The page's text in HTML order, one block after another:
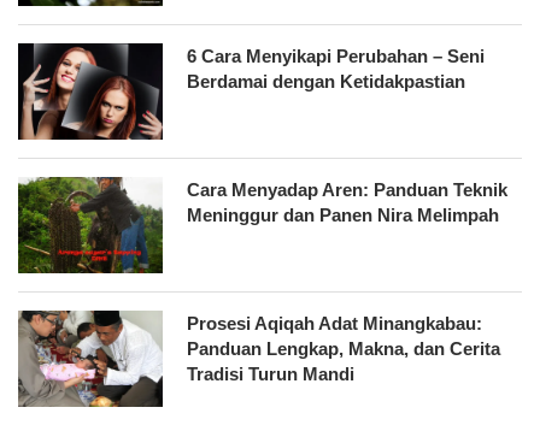
6 Cara Menyikapi Perubahan – Seni
Berdamai dengan Ketidakpastian
Cara Menyadap Aren: Panduan Teknik
Meninggur dan Panen Nira Melimpah
Prosesi Aqiqah Adat Minangkabau:
Panduan Lengkap, Makna, dan Cerita
Tradisi Turun Mandi